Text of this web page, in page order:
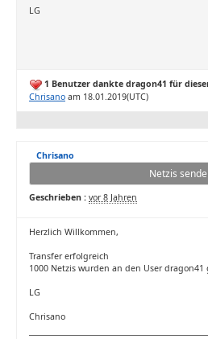
LG
1 Benutzer dankte dragon41 für
Chrisano am 18.01.2019(UTC)
Chrisano
Netzis
Geschrieben : vor 8 Jahren
Herzlich Willkommen,
Transfer erfolgreich
1000 Netzis wurden an den User dragon41
LG
Chrisano